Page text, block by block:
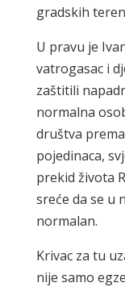
gradskih
U pravu je
vatrogasac i
zaštitili
normalna
društva
pojedinaca,
prekid života
sreće da se u
normalan.
Krivac za tu
nije samo